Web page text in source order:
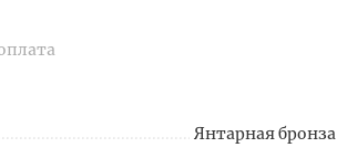
Янтарная бронза